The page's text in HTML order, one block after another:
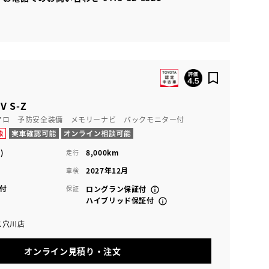
S-Z
ロ 予防安全装備 メモリーナビ バックモニター付
走行 8,000km
車検
2027年12月
保証
ロングラン保証付
ハイブリッド保証付
川店
オンライン見積り・注文